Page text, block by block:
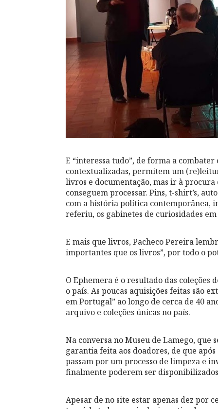
E “interessa tudo”, de forma a
contextualizadas, permitem um
livros e documentação, mas ir à
conseguem processar. Pins, t-shirt’s,
com a história política contemporânea,
referiu, os gabinetes de curiosidades
E mais que livros, Pacheco Pereira
importantes que os livros”, por todo o
O Ephemera é o resultado das coleções
o país. As poucas aquisições feitas são
em Portugal” ao longo de cerca de 40
arquivo e coleções únicas no país.
Na conversa no Museu de Lamego, que
garantia feita aos doadores, de que
passam por um processo de limpeza e
finalmente poderem ser
Apesar de no site estar apenas dez por